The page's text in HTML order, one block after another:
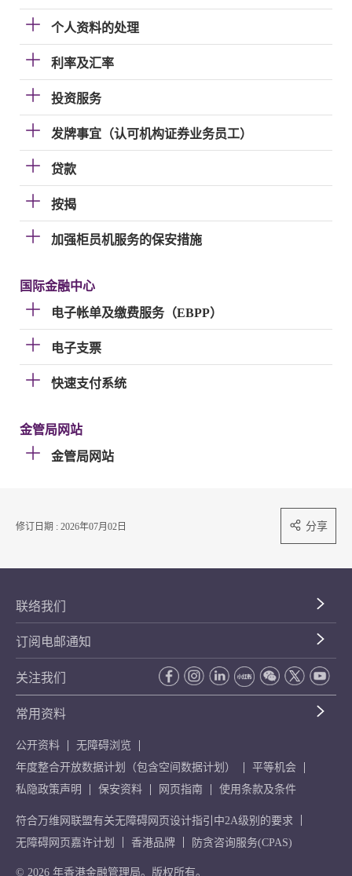
个人资料的处理
利率及汇率
投资服务
发牌事宜（认可机构证券业务员工）
贷款
按揭
加强柜员机服务的保安措施
国际金融中心
电子帐单及缴费服务（EBPP）
电子支票
快速支付系统
金管局网站
金管局网站
修订日期 : 2026年07月02日 分享
联络我们
订阅电邮通知
关注我们
常用资料
公开资料
无障碍浏览
年度整合开放数据计划（包含空间数据计划）
平等机会
私隐政策声明
保安资料 网页指南 使用条款及条件
符合万维网联盟有关无障碍网页设计指引中2A级别的要求
无障碍网页嘉许计划
香港品牌 防贪咨询服务(CPAS)
© 2026 年香港金融管理局。版权所有。